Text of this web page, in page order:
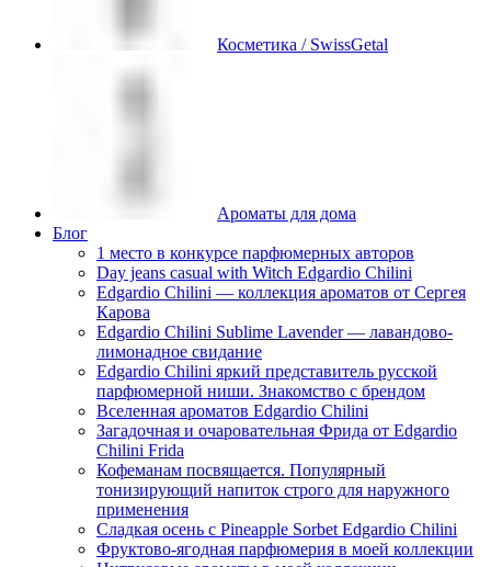
Косметика / SwissGetal
Ароматы для дома
Блог
1 место в конкурсе парфюмерных авторов
Day jeans casual with Witch Edgardio Chilini
Edgardio Chilini — коллекция ароматов от Сергея
Карова
Edgardio Chilini Sublime Lavender — лавандово-
лимонадное свидание
Edgardio Chilini яркий представитель русской
парфюмерной ниши. Знакомство с брендом
Вселенная ароматов Edgardio Chilini
Загадочная и очаровательная Фрида от Edgardio
Chilini Frida
Кофеманам посвящается. Популярный
тонизирующий напиток строго для наружного
применения
Сладкая осень с Pineapple Sorbet Edgardio Chilini
Фруктово-ягодная парфюмерия в моей коллекции